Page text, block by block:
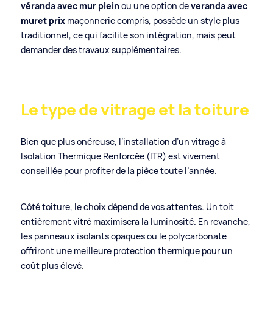
véranda avec mur pleinou une option deveranda avec
muret prixmaçonnerie compris, possède un style plus
traditionnel, ce qui facilite son intégration, mais peut
demander des travaux supplémentaires.
Le type de vitrage et la toiture
Bien que plus onéreuse, l’installation d’un vitrage à
Isolation Thermique Renforcée (ITR) est vivement
conseillée pour profiter de la pièce toute l’année.
Côté toiture, le choix dépend de vos attentes. Un toit
entièrement vitré maximisera la luminosité. En revanche,
les panneaux isolants opaques ou le polycarbonate
offriront une meilleure protection thermique pour un
coût plus élevé.